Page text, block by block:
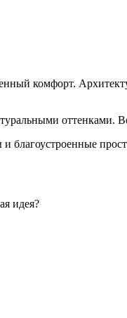
комфорт.
оттенками.
идея?